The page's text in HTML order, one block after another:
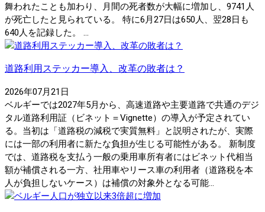
舞われたことも加わり、月間の死者数が大幅に増加し、9741人
が死亡したと見られている。 特に6月27日は650人、翌28日も
640人を記録した。 ...
道路利用ステッカー導入、改革の敗者は？
2026年07月21日
ベルギーでは2027年5月から、高速道路や主要道路で共通のデジ
タル道路利用証（ビネット＝Vignette）の導入が予定されてい
る。当初は「道路税の減税で実質無料」と説明されたが、実際
には一部の利用者に新たな負担が生じる可能性がある。 新制度
では、道路税を支払う一般の乗用車所有者にはビネット代相当
額が補償される一方、社用車やリース車の利用者（道路税を本
人が負担しないケース）は補償の対象外となる可能...